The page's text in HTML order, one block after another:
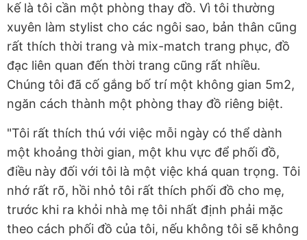
kế là tôi cần một phòng thay đồ. Vì tôi thường
xuyên làm stylist cho các ngôi sao, bản thân cũng
rất thích thời trang và mix-match trang phục, đồ
đạc liên quan đến thời trang cũng rất nhiều.
Chúng tôi đã cố gắng bố trí một không gian 5m2,
ngăn cách thành một phòng thay đồ riêng biệt.
"Tôi rất thích thú với việc mỗi ngày có thể dành
một khoảng thời gian, một khu vực để phối đồ,
điều này đối với tôi là một việc khá quan trọng. Tôi
nhớ rất rõ, hồi nhỏ tôi rất thích phối đồ cho mẹ,
trước khi ra khỏi nhà mẹ tôi nhất định phải mặc
theo cách phối đồ của tôi, nếu không tôi sẽ không